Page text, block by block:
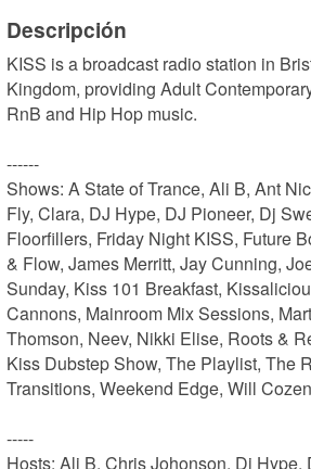
Descripción
KISS is a broadcast radio station in
Kingdom, providing Adult
RnB and Hip Hop music.
------
Shows: A State of Trance, Ali B, Ant
Fly, Clara, DJ Hype, DJ Pioneer, Dj
Floorfillers, Friday Night KISS, Future
& Flow, James Merritt, Jay Cunning,
Sunday, Kiss 101 Breakfast,
Cannons, Mainroom Mix Sessions,
Thomson, Neev, Nikki Elise, Roots &
Kiss Dubstep Show, The Playlist, The
Transitions, Weekend Edge, Will
-----
Hosts: Ali B, Chris Johonson, Dj Hype,